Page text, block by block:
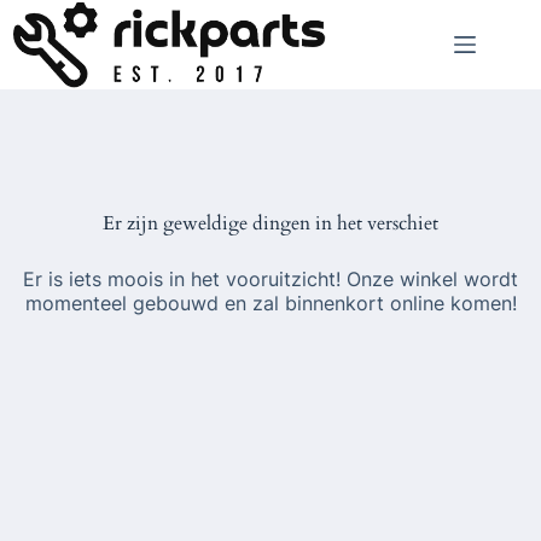
naar
de
inhoud
Er zijn geweldige dingen in het verschiet
Er is iets moois in het vooruitzicht! Onze winkel wordt
momenteel gebouwd en zal binnenkort online komen!